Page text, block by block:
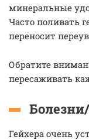
минеральные
Часто поливать
переносит
Обратите
пересаживать
Гейхера очень